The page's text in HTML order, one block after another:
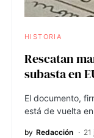
HISTORIA
Rescatan
subasta en
El documento,
está de vuelta
by Redacción 21